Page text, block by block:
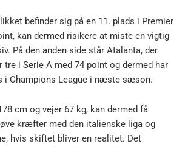
befinder sig på en 11. plads i Premier
kan dermed risikere at miste en vigtig
På den anden side står Atalanta, der
tre i Serie A med 74 point og dermed har
i Champions League i næste sæson.
cm og vejer 67 kg, kan dermed få
kræfter med den italienske liga og
hvis skiftet bliver en realitet. Det